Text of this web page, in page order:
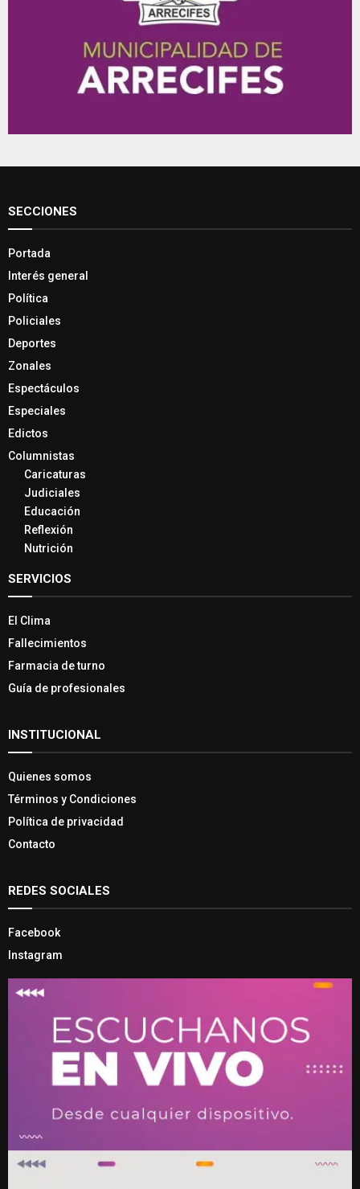
SECCIONES
Portada
Interés general
Política
Policiales
Deportes
Zonales
Espectáculos
Especiales
Edictos
Columnistas
Caricaturas
Judiciales
Educación
Reflexión
Nutrición
SERVICIOS
El Clima
Fallecimientos
Farmacia de turno
Guía de profesionales
INSTITUCIONAL
Quienes somos
Términos y Condiciones
Política de privacidad
Contacto
REDES SOCIALES
Facebook
Instagram